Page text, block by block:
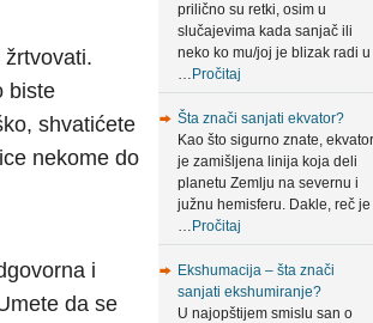
biste
shvatićete
nekome do
i
da se
prilično su retki, osim u
slučajevima kada sanjač ili
neko ko mu/joj je blizak radi u
… Pročitaj
Šta znači sanjati ekvator?
Kao što sigurno znate, ekvator
je zamišljena linija koja deli
planetu Zemlju na severnu i
južnu hemisferu. Dakle, reč je
… Pročitaj
Ekshumacija – šta znači
sanjati ekshumiranje?
U najopštijem smislu san o